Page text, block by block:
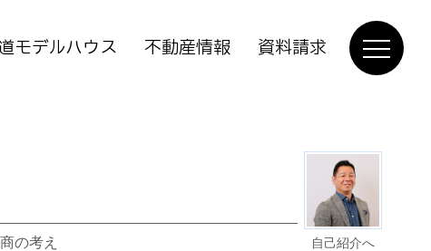
モデルハウス 不動産情報 資料請求
自己紹介へ
の考え